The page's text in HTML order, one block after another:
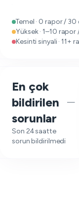
Temel · 0 rapor / 30
Yüksek · 1–10
Kesinti sinyali · 11+
En çok
bildirilen
sorunlar
—
Son 24 saatte
sorun bildirilmedi